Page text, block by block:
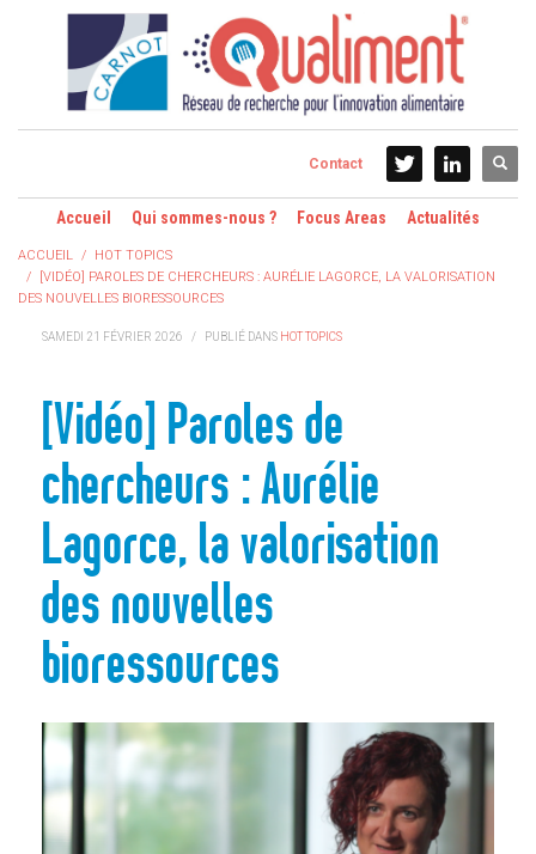
Contact
Accueil Qui sommes-nous ? Focus Areas Actualités
ACCUEIL
HOT TOPICS
[VIDÉO] PAROLES DE CHERCHEURS : AURÉLIE LAGORCE, LA VALORISATION
DES NOUVELLES BIORESSOURCES
SAMEDI 21 FÉVRIER 2026 / PUBLIÉ DANS HOT TOPICS
[Vidéo] Paroles de
chercheurs : Aurélie
Lagorce, la valorisation
des nouvelles
bioressources